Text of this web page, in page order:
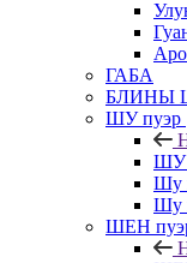
ГАБА
БЛИНЫ
ШУ пуэр
ШУ
Шу
Шу
ШЕН